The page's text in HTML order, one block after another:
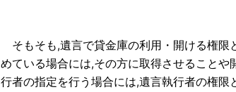
そもそも,遺言で貸金庫の利用・開ける権限
めている場合には,その方に取得させること
行者の指定を行う場合には,遺言執行者の権